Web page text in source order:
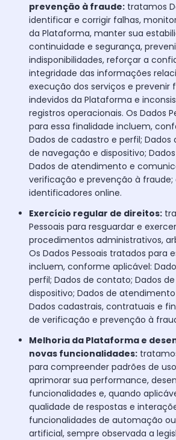
prevenção à fraude: tratamos
identificar e corrigir falhas,
da Plataforma, manter sua
continuidade e segurança,
indisponibilidades, reforçar a
integridade das informações
execução dos serviços e prevenir
indevidos da Plataforma e
registros operacionais. Os Dados
para essa finalidade incluem,
Dados de cadastro e perfil; Dados
de navegação e dispositivo;
Dados de atendimento e
verificação e prevenção à fraude;
identificadores online.
Exercício regular de direitos:
Pessoais para resguardar e
procedimentos administrativos,
Os Dados Pessoais tratados para
incluem, conforme aplicável:
perfil; Dados de contato; Dados
dispositivo; Dados de
Dados cadastrais, contratuais e
de verificação e prevenção à
Melhoria da Plataforma e
novas funcionalidades:
para compreender padrões de
aprimorar sua performance,
funcionalidades e, quando
qualidade de respostas e
funcionalidades de automação
artificial, sempre observada a